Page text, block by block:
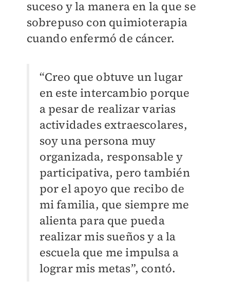
suceso y la manera en la que se
sobrepuso con quimioterapia
cuando enfermó de cáncer.
“Creo que obtuve un lugar
en este intercambio porque
a pesar de realizar varias
actividades extraescolares,
soy una persona muy
organizada, responsable y
participativa, pero también
por el apoyo que recibo de
mi familia, que siempre me
alienta para que pueda
realizar mis sueños y a la
escuela que me impulsa a
lograr mis metas”, contó.